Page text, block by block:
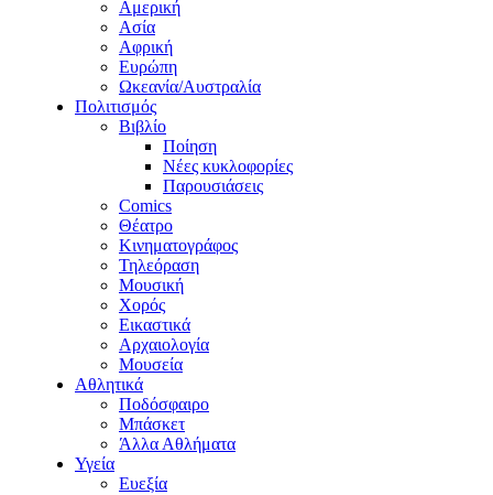
Αμερική
Ασία
Αφρική
Ευρώπη
Ωκεανία/Αυστραλία
Πολιτισμός
Βιβλίο
Ποίηση
Νέες κυκλοφορίες
Παρουσιάσεις
Comics
Θέατρο
Κινηματογράφος
Τηλεόραση
Μουσική
Χορός
Εικαστικά
Αρχαιολογία
Μουσεία
Αθλητικά
Ποδόσφαιρο
Μπάσκετ
Άλλα Αθλήματα
Υγεία
Ευεξία